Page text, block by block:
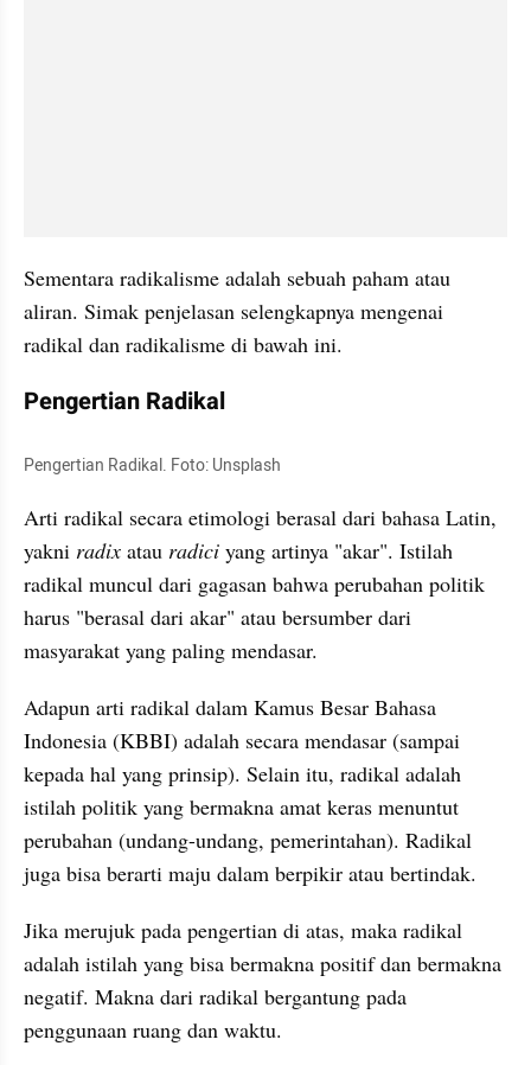
Sementara radikalisme adalah sebuah paham atau
aliran. Simak penjelasan selengkapnya mengenai
radikal dan radikalisme di bawah ini.
Pengertian Radikal
Pengertian Radikal. Foto: Unsplash
Arti radikal secara etimologi berasal dari bahasa Latin,
yakni radix atau radici yang artinya "akar". Istilah
radikal muncul dari gagasan bahwa perubahan politik
harus "berasal dari akar" atau bersumber dari
masyarakat yang paling mendasar.
Adapun arti radikal dalam Kamus Besar Bahasa
Indonesia (KBBI) adalah secara mendasar (sampai
kepada hal yang prinsip). Selain itu, radikal adalah
istilah politik yang bermakna amat keras menuntut
perubahan (undang-undang, pemerintahan). Radikal
juga bisa berarti maju dalam berpikir atau bertindak.
Jika merujuk pada pengertian di atas, maka radikal
adalah istilah yang bisa bermakna positif dan bermakna
negatif. Makna dari radikal bergantung pada
penggunaan ruang dan waktu.